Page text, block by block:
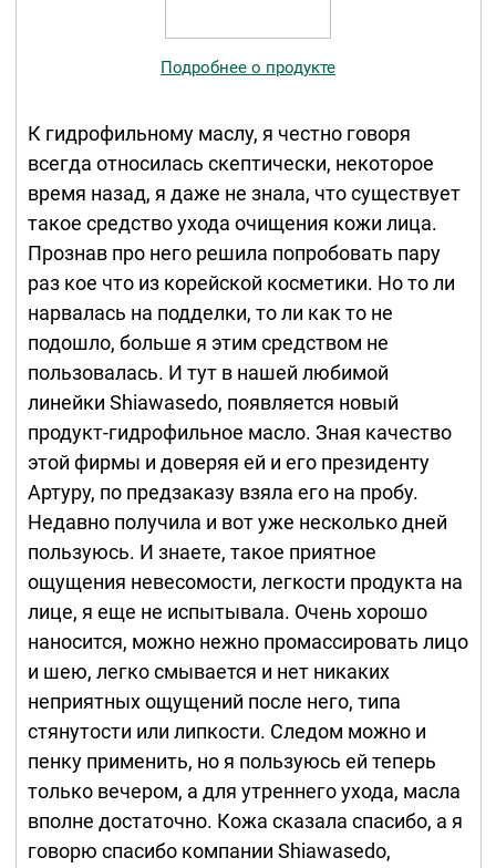
Подробнее о продукте
К гидрофильному маслу, я честно говоря
всегда относилась скептически, некоторое
время назад, я даже не знала, что существует
такое средство ухода очищения кожи лица.
Прознав про него решила попробовать пару
раз кое что из корейской косметики. Но то ли
нарвалась на подделки, то ли как то не
подошло, больше я этим средством не
пользовалась. И тут в нашей любимой
линейки Shiawasedo, появляется новый
продукт-гидрофильное масло. Зная качество
этой фирмы и доверяя ей и его президенту
Артуру, по предзаказу взяла его на пробу.
Недавно получила и вот уже несколько дней
пользуюсь. И знаете, такое приятное
ощущения невесомости, легкости продукта на
лице, я еще не испытывала. Очень хорошо
наносится, можно нежно промассировать лицо
и шею, легко смывается и нет никаких
неприятных ощущений после него, типа
стянутости или липкости. Следом можно и
пенку применить, но я пользуюсь ей теперь
только вечером, а для утреннего ухода, масла
вполне достаточно. Кожа сказала спасибо, а я
говорю спасибо компании Shiawasedo,